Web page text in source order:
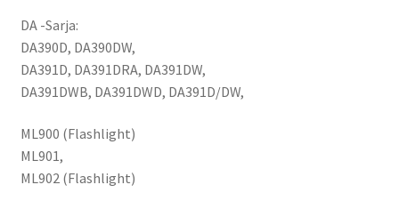
DA -Sarja:
DA390D, DA390DW,
DA391D, DA391DRA, DA391DW,
DA391DWB, DA391DWD, DA391D/DW,
ML900 (Flashlight)
ML901,
ML902 (Flashlight)